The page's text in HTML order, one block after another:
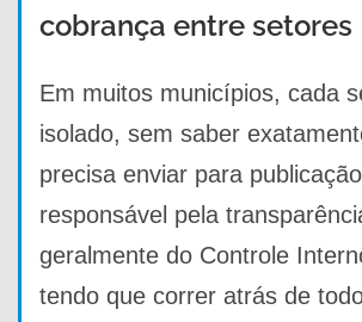
cobrança entre setores
Em muitos municípios, cada
isolado, sem saber
precisa enviar para
responsável pela
geralmente do Controle
tendo que correr atrás de